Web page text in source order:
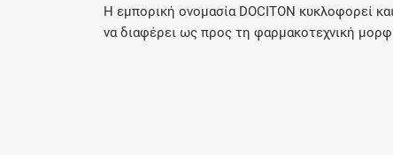
Η εμπορική ονομασία DOCITON κυκλοφορεί
να διαφέρει ως προς τη φαρμακοτεχνική